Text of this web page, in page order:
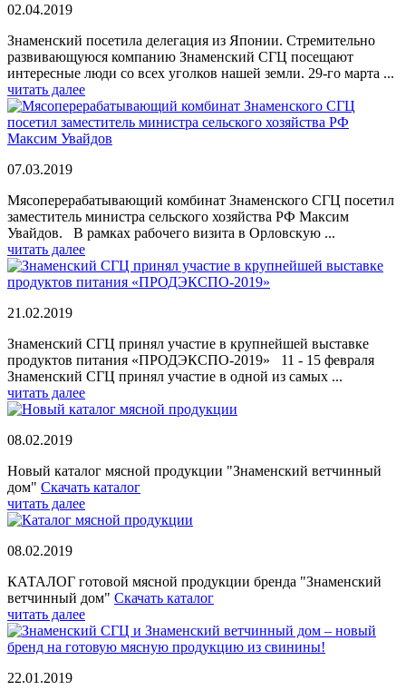
02.04.2019
Знаменский посетила делегация из Японии. Стремительно
развивающуюся компанию Знаменский СГЦ посещают
интересные люди со всех уголков нашей земли. 29-го марта ...
читать далее
07.03.2019
Мясоперерабатывающий комбинат Знаменского СГЦ посетил
заместитель министра сельского хозяйства РФ Максим
Увайдов. В рамках рабочего визита в Орловскую ...
читать далее
21.02.2019
Знаменский СГЦ принял участие в крупнейшей выставке
продуктов питания «ПРОДЭКСПО-2019» 11 - 15 февраля
Знаменский СГЦ принял участие в одной из самых ...
читать далее
08.02.2019
Новый каталог мясной продукции "Знаменский ветчинный
дом" Скачать каталог
читать далее
08.02.2019
КАТАЛОГ готовой мясной продукции бренда "Знаменский
ветчинный дом" Скачать каталог
читать далее
22.01.2019